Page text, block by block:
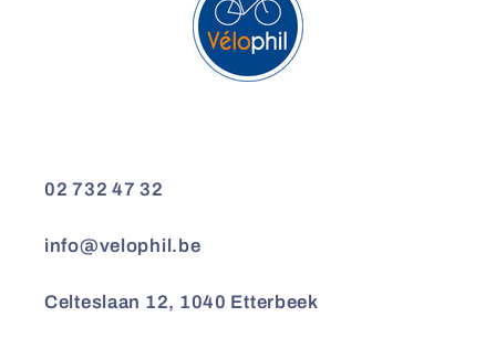
02 732 47 32
info@velophil.be
Celteslaan 12, 1040 Etterbeek